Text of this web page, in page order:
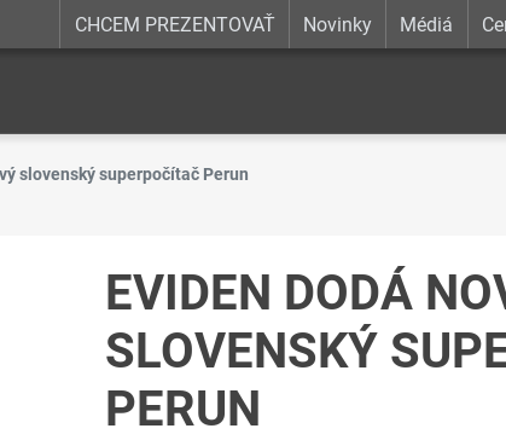
CHCEM PREZENTOVAŤ Novinky Médiá
slovenský superpočítač Perun
EVIDEN DODÁ
SLOVENSKÝ
PERUN